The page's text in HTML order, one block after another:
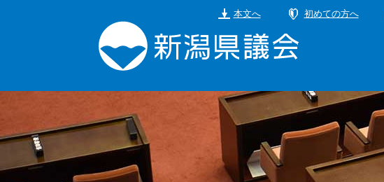
頭
飛
て
本文へ 初めての方へ